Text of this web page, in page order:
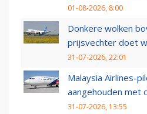
01-08-2026, 8:00
Donkere wolken
prijsvechter doet
31-07-2026, 22:01
Malaysia Airlines-
aangehouden met
31-07-2026, 13:55